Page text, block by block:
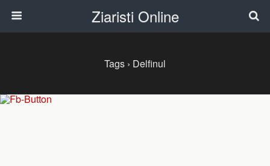
Ziaristi Online
Tags › Delfinul